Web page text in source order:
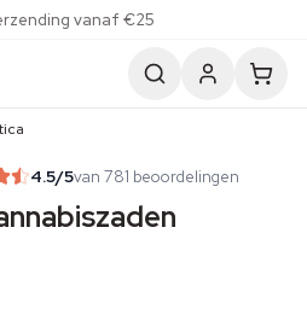
vanaf €25
4.5/5van 781 beoordelingen